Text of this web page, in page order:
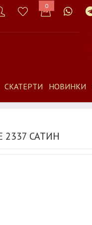
0
СКАТЕРТИ НОВИНКИ
САТИН